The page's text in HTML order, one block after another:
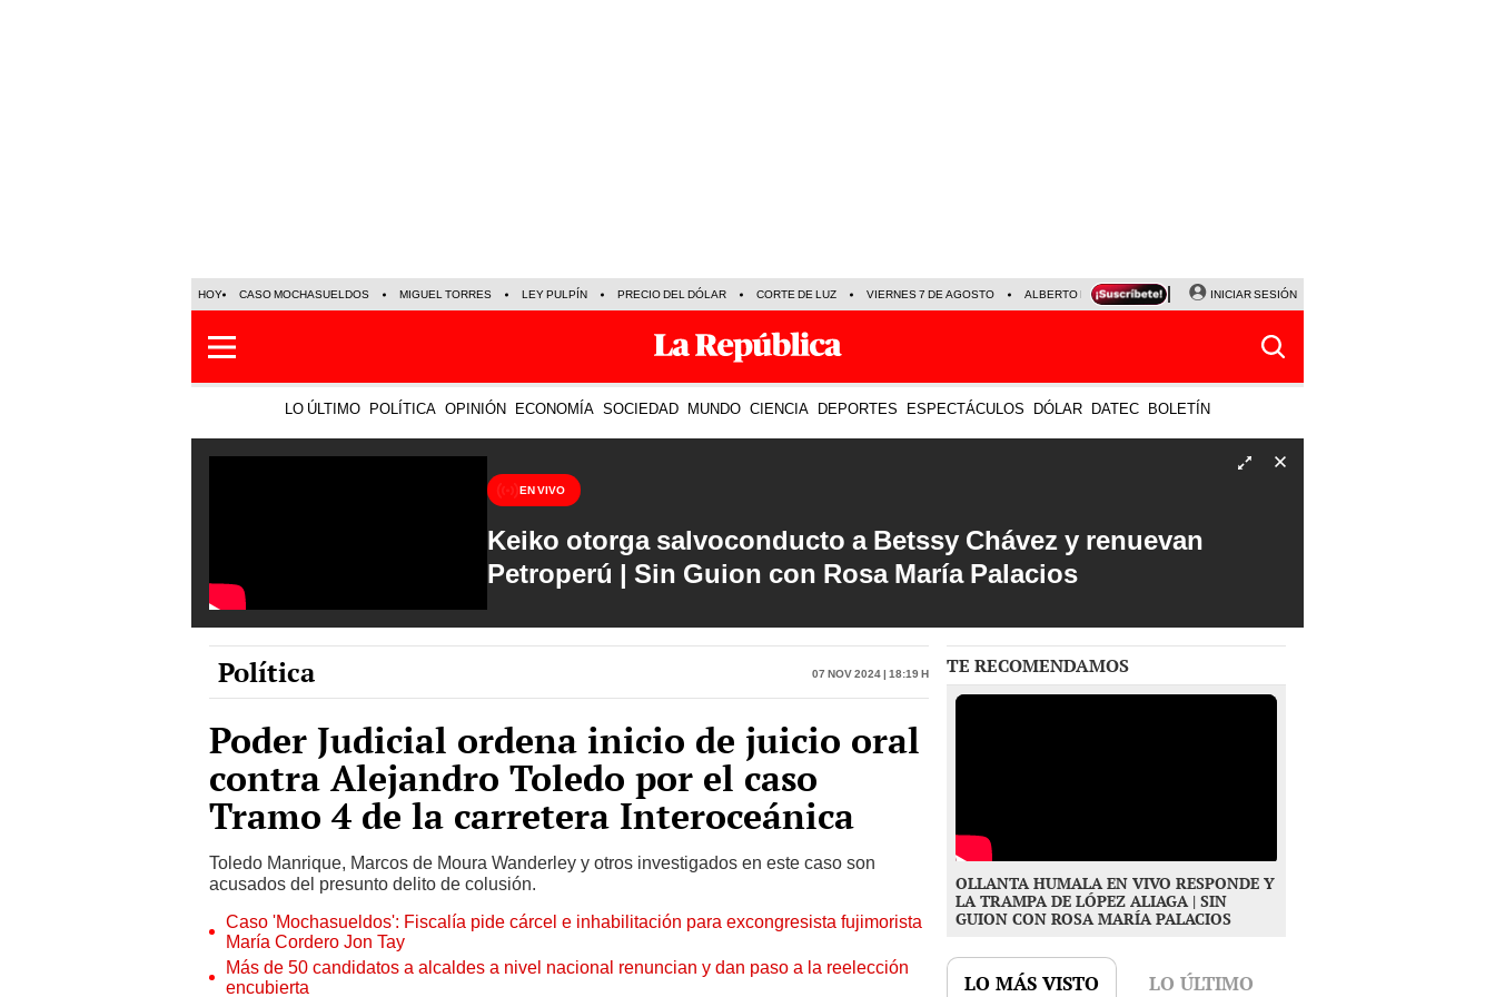
HOY CASO MOCHASUELDOS MIGUEL TORRES LEY PULPÍN PRECIO DEL DÓLAR CORTE DE LUZ VIERNES 7 DE AGOSTO ALBERTO BENAVIDES NALDY SALDAÑA
INICIAR SESIÓN
LO ÚLTIMO POLÍTICA OPINIÓN ECONOMÍA SOCIEDAD MUNDO CIENCIA DEPORTES ESPECTÁCULOS DÓLAR DATEC BOLETÍN
EN VIVO
Keiko otorga salvoconducto a Betssy Chávez y renuevan
Petroperú | Sin Guion con Rosa María Palacios
Política 07 Nov 2024 | 18:19 h
Poder Judicial ordena inicio de juicio oral
contra Alejandro Toledo por el caso
Tramo 4 de la carretera Interoceánica
Toledo Manrique, Marcos de Moura Wanderley y otros investigados en este caso son
acusados del presunto delito de colusión.
Caso 'Mochasueldos': Fiscalía pide cárcel e inhabilitación para excongresista fujimorista
María Cordero Jon Tay
Más de 50 candidatos a alcaldes a nivel nacional renuncian y dan paso a la reelección
encubierta
TE RECOMENDAMOS
OLLANTA HUMALA EN VIVO RESPONDE Y
LA TRAMPA DE LÓPEZ ALIAGA | SIN
GUION CON ROSA MARÍA PALACIOS
LO MÁS VISTO LO ÚLTIMO